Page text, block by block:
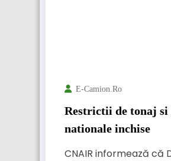
E-Camion.ro
Restrictii de tonaj
nationale inchise
CNAIR informează că